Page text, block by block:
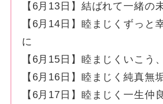
【6月13日】結ばれて一緒の
【6月14日】睦まじくずっと
に
【6月15日】睦まじくいこう
【6月16日】睦まじく純真無
【6月17日】睦まじく一生仲